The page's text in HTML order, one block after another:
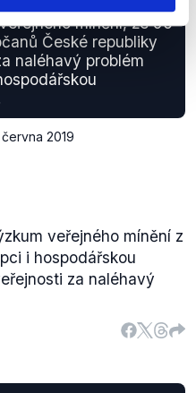
mínění, že 90
České republiky
naléhavý problém
června 2019
veřejného mínění z
i hospodářskou
za naléhavý